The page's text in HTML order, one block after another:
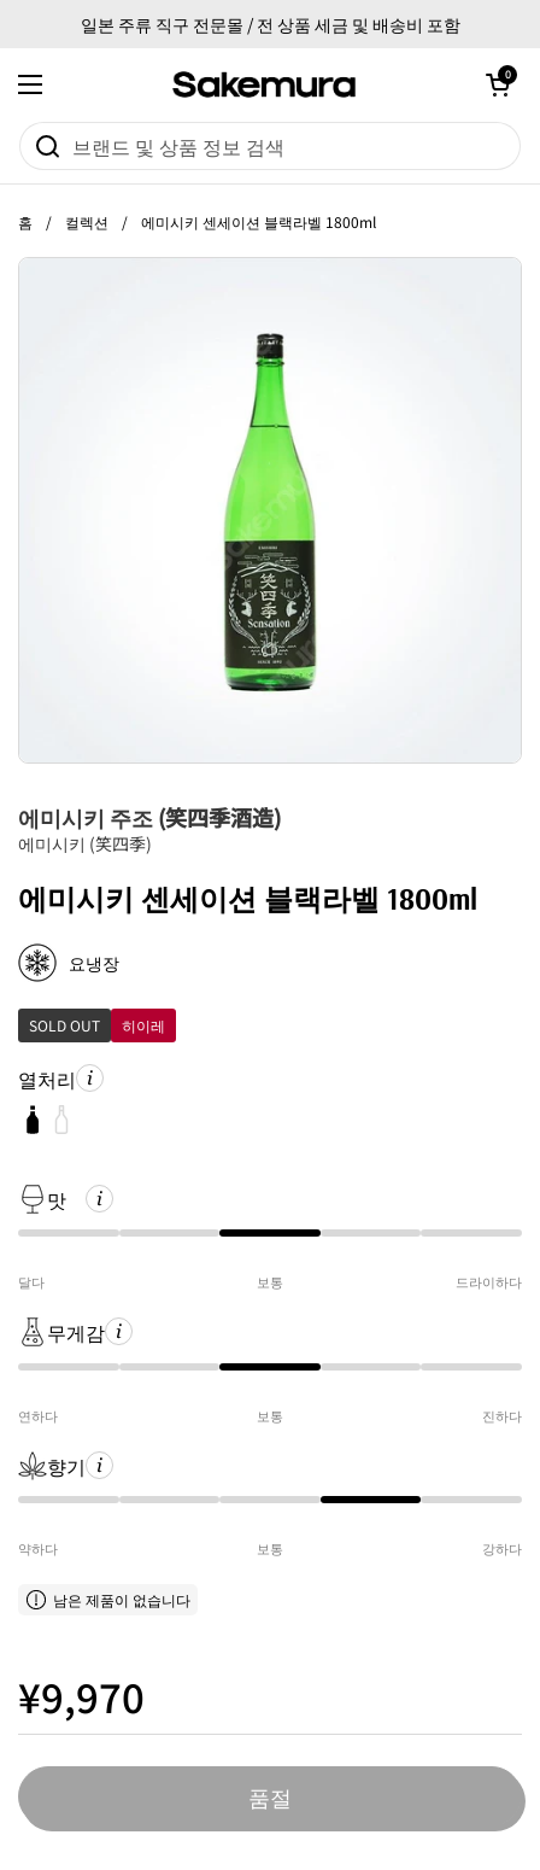
일본 주류 직구 전문몰 / 전 상품 세금 및 배송비 포함
메뉴 열기
카트 열기
0
홈 / 컬렉션 / 에미시키 센세이션 블랙라벨 1800ml
에미시키 주조 (笑四季酒造)
에미시키 (笑四季)
에미시키 센세이션 블랙라벨 1800ml
요냉장
SOLD OUT 히이레
열처리
맛
달다 보통 드라이하다
무게감
연하다 보통 진하다
향기
약하다 보통 강하다
남은 제품이 없습니다
¥9,970
품절